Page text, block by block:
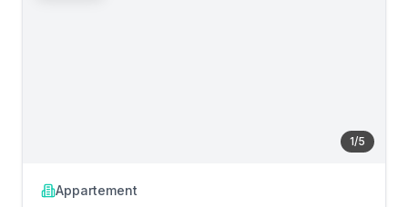
1/5
Appartement